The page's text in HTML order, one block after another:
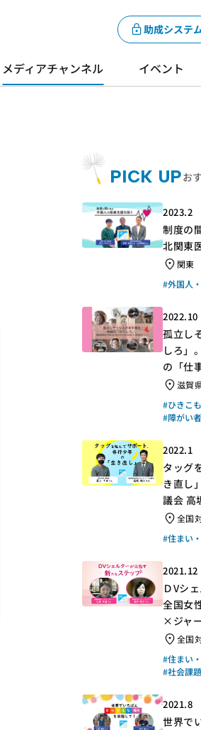
助成システ
メディアチャンネル イベント
PICK UPお
2023.2
制度の
北関東
関東
#外国人
2022.10
孤立し
しろ」
の「仕
滋賀
#ひきこ
#障がい
2022.1
タッグ
き直し
議会 高
【聞き
全国
#住まい
2021.12
ＤVシ
全国女
×ジャ
手】全国
#住まい
#社会課
2021.8
世界で